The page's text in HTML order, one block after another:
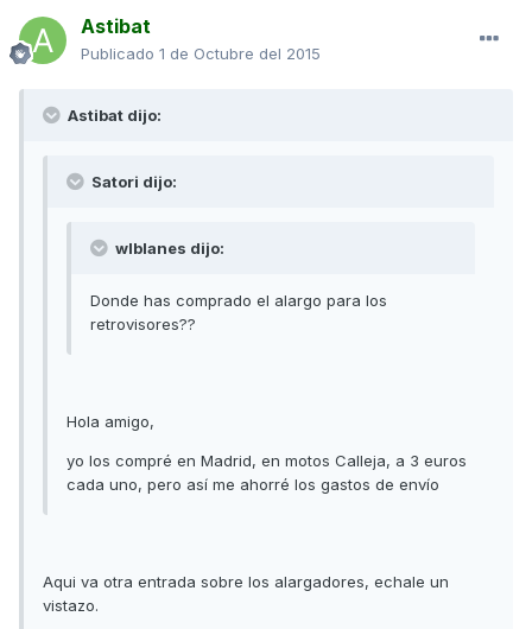
Astibat
Publicado 1 de Octubre del 2015
Astibat dijo:
Satori dijo:
wlblanes dijo:
Donde has comprado el alargo para los
retrovisores??
Hola amigo,
yo los compré en Madrid, en motos Calleja, a 3 euros
cada uno, pero así me ahorré los gastos de envío
Aqui va otra entrada sobre los alargadores, echale un
vistazo.